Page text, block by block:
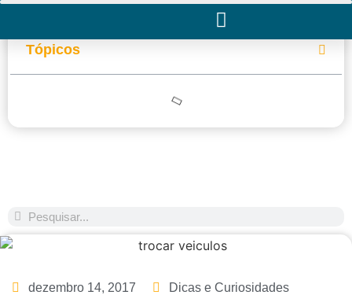
Tópicos
dezembro 14, 2017 Dicas e Curiosidades